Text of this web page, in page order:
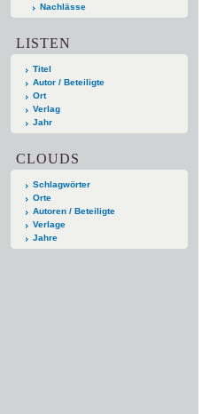
Nachlässe
LISTEN
Titel
Autor / Beteiligte
Ort
Verlag
Jahr
CLOUDS
Schlagwörter
Orte
Autoren / Beteiligte
Verlage
Jahre